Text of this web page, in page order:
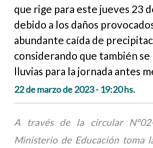
que rige para este jueves 23
debido a los daños
abundante caída de
considerando que también
lluvias para la jornada antes
22 de marzo de 2023 - 19:20 hs.
A través de la circular
Ministerio de Educación toma